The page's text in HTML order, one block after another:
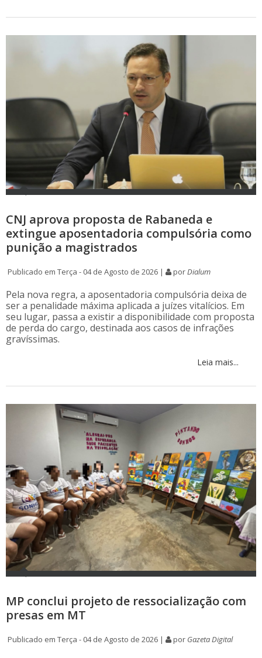
CNJ aprova proposta de Rabaneda e
extingue aposentadoria compulsória como
punição a magistrados
Publicado em Terça - 04 de Agosto de 2026 | porDialum
Pela nova regra, a aposentadoria compulsória deixa de
ser a penalidade máxima aplicada a juízes vitalícios. Em
seu lugar, passa a existir a disponibilidade com proposta
de perda do cargo, destinada aos casos de infrações
gravíssimas.
Leia mais...
MP conclui projeto de ressocialização com
presas em MT
Publicado em Terça - 04 de Agosto de 2026 | por Gazeta Digital